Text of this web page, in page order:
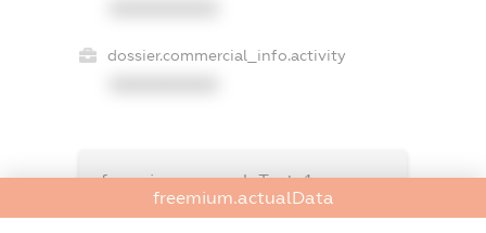
dossier.commercial_info.activity
freemium.exampleText_1
freemium.exampleText_2
freemium.anonymousPerSearch2
freemium.actualData